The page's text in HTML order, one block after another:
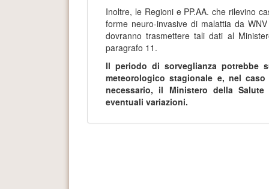
Inoltre, le Regioni e PP.AA. che rilevino
forme neuro-invasive di malattia da
dovranno trasmettere tali dati al
paragrafo 11.
Il periodo di sorveglianza potrebbe
meteorologico stagionale e, nel
necessario, il Ministero della
eventuali variazioni.